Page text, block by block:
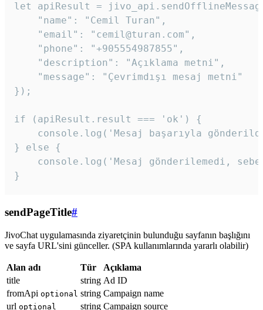
let apiResult =
    "name": "Cemil Turan",
    "email": "cemil@turan.com",
    "phone": "+905554987855",
    "description": "Açıklama metni",
    "message": "Çevrimdışı mesaj metni"
});
if (apiResult.result === 'ok') {
console.log('Mesaj başarıyla
} else {
console.log('Mesaj gönderilemedi,
}
sendPageTitle#
JivoChat uygulamasında ziyaretçinin bulunduğu sayfanın başlığını
ve sayfa URL'sini günceller. (SPA kullanımlarında yararlı olabilir)
Alan adı Tür
Açıklama
title
string Ad ID
fromApi optional string Campaign name
url optional string Campaign source